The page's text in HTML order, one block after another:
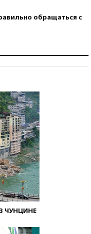
обращаться с
ЧУНЦИНЕ